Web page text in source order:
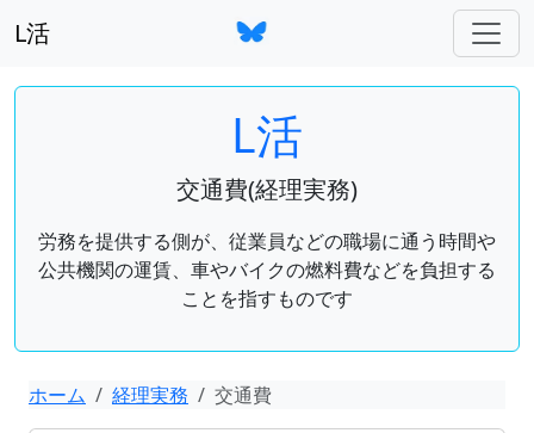
L活
L活
交通費(経理実務)
労務を提供する側が、従業員などの職場に通う時間や
公共機関の運賃、車やバイクの燃料費などを負担する
ことを指すものです
ホーム 経理実務 交通費